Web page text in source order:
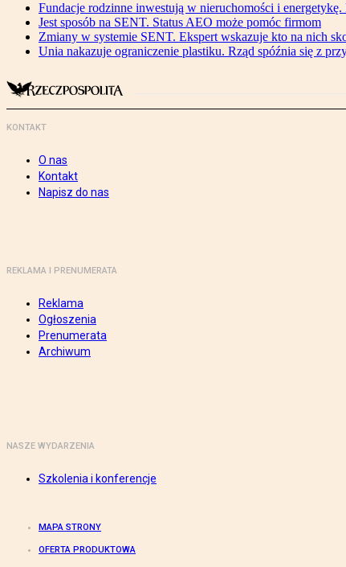
Fundacje rodzinne inwestują w nieruchomości i energetykę.
Jest sposób na SENT. Status AEO może pomóc firmom
Zmiany w systemie SENT. Ekspert wskazuje kto na nich
Unia nakazuje ograniczenie plastiku. Rząd spóźnia się z
KONTAKT
O nas
Kontakt
Napisz do nas
REKLAMA I PRENUMERATA
Reklama
Ogłoszenia
Prenumerata
Archiwum
NASZE WYDARZENIA
Szkolenia i konferencje
MAPA STRONY
OFERTA PRODUKTOWA